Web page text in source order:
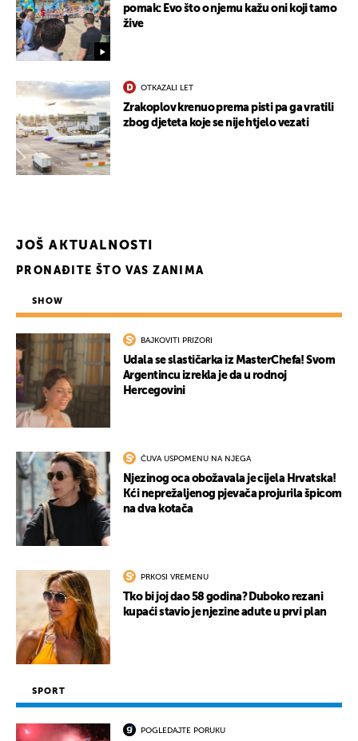
pomak: Evo što o njemu kažu oni koji tamo
žive
OTKAZALI LET
Zrakoplov krenuo prema pisti pa ga vratili
zbog djeteta koje se nije htjelo vezati
JOŠ AKTUALNOSTI
PRONAĐITE ŠTO VAS ZANIMA
SHOW
BAJKOVITI PRIZORI
Udala se slastičarka iz MasterChefa! Svom
Argentincu izrekla je da u rodnoj
Hercegovini
ČUVA USPOMENU NA NJEGA
Njezinog oca obožavala je cijela Hrvatska!
Kći neprežaljenog pjevača projurila špicom
na dva kotača
PRKOSI VREMENU
Tko bi joj dao 58 godina? Duboko rezani
kupaći stavio je njezine adute u prvi plan
SPORT
POGLEDAJTE PORUKU